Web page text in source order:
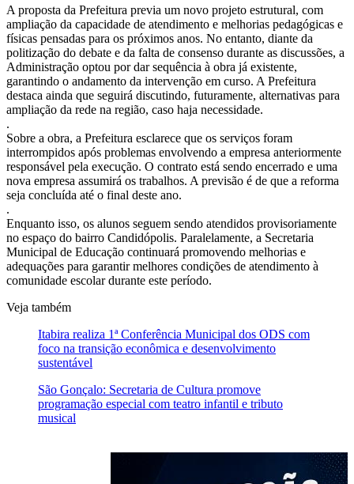
A proposta da Prefeitura previa um novo projeto estrutural, com
ampliação da capacidade de atendimento e melhorias pedagógicas e
físicas pensadas para os próximos anos. No entanto, diante da
politização do debate e da falta de consenso durante as discussões, a
Administração optou por dar sequência à obra já existente,
garantindo o andamento da intervenção em curso. A Prefeitura
destaca ainda que seguirá discutindo, futuramente, alternativas para
ampliação da rede na região, caso haja necessidade.
.
Sobre a obra, a Prefeitura esclarece que os serviços foram
interrompidos após problemas envolvendo a empresa anteriormente
responsável pela execução. O contrato está sendo encerrado e uma
nova empresa assumirá os trabalhos. A previsão é de que a reforma
seja concluída até o final deste ano.
.
Enquanto isso, os alunos seguem sendo atendidos provisoriamente
no espaço do bairro Candidópolis. Paralelamente, a Secretaria
Municipal de Educação continuará promovendo melhorias e
adequações para garantir melhores condições de atendimento à
comunidade escolar durante este período.
Veja também
Itabira realiza 1ª Conferência Municipal dos ODS com
foco na transição econômica e desenvolvimento
sustentável
São Gonçalo: Secretaria de Cultura promove
programação especial com teatro infantil e tributo
musical